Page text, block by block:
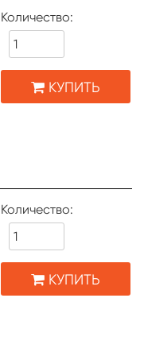
Количество:
КУПИТЬ
Количество:
КУПИТЬ